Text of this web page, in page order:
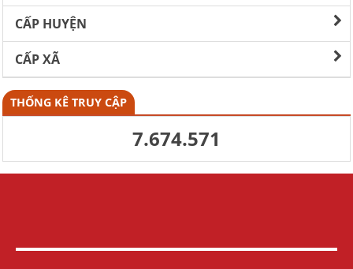
CẤP HUYỆN
CẤP XÃ
THỐNG KÊ TRUY CẬP
7.674.571